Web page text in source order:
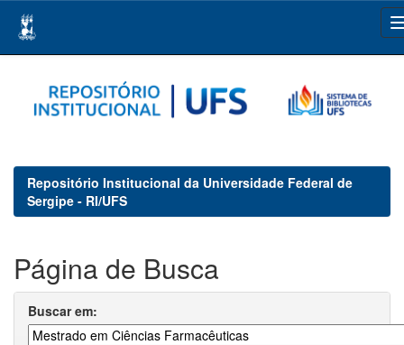
navigation
Repositório Institucional da Universidade Federal de
Sergipe - RI/UFS
Página de Busca
Buscar em: